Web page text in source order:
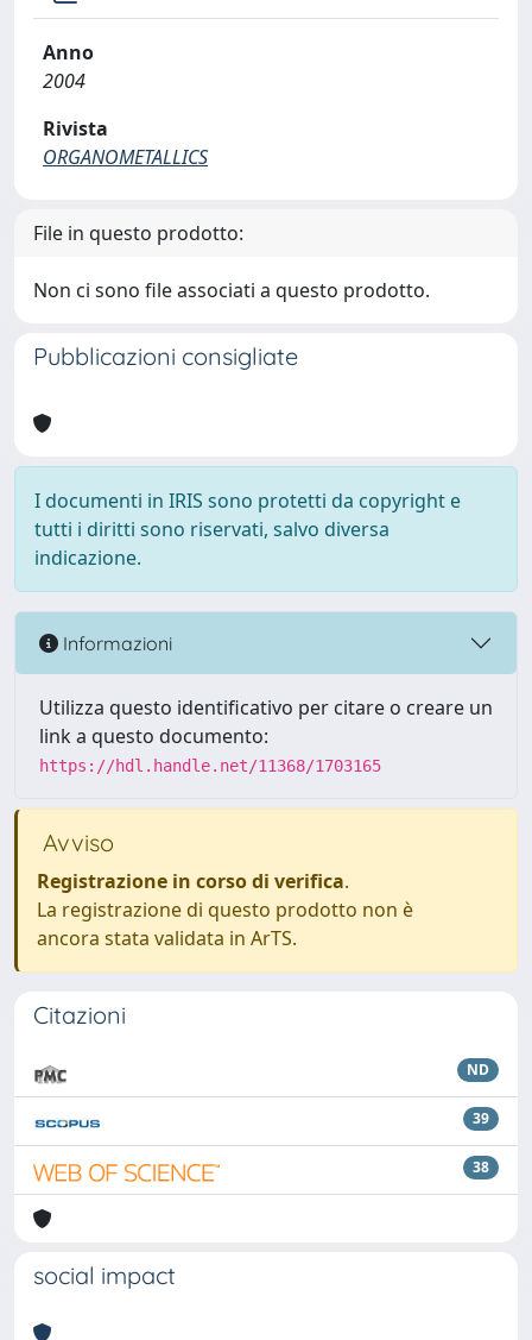
Anno
2004
Rivista
ORGANOMETALLICS
File in questo prodotto:
Non ci sono file associati a questo prodotto.
Pubblicazioni consigliate
I documenti in IRIS sono protetti da copyright e
tutti i diritti sono riservati, salvo diversa
indicazione.
Informazioni
Utilizza questo identificativo per citare o creare un
link a questo documento:
https://hdl.handle.net/11368/1703165
Avviso
Registrazione in corso di verifica.
La registrazione di questo prodotto non è
ancora stata validata in ArTS.
Citazioni
ND
39
38
social impact